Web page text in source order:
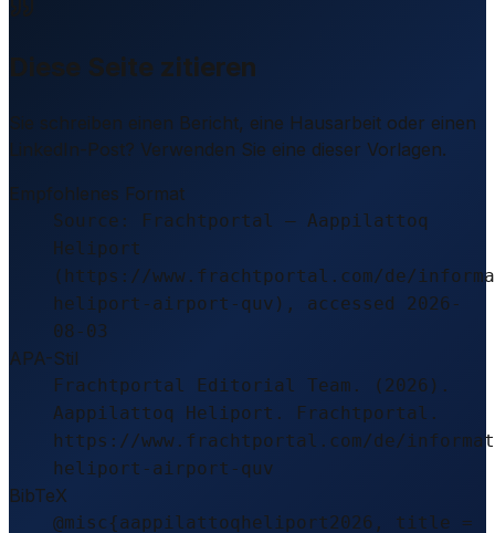
Diese Seite zitieren
Sie schreiben einen Bericht, eine Hausarbeit oder einen
LinkedIn-Post? Verwenden Sie eine dieser Vorlagen.
Empfohlenes Format
Source: Frachtportal – Aappilattoq
Heliport
(https://www.frachtportal.com/de/
heliport-airport-quv), accessed 2026-
08-03
APA-Stil
Frachtportal Editorial Team. (2026).
Aappilattoq Heliport. Frachtportal.
https://www.frachtportal.com/de/
heliport-airport-quv
BibTeX
@misc{aappilattoqheliport2026, title =